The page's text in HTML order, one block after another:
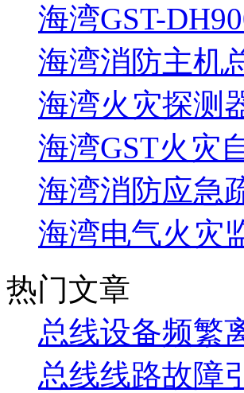
海湾GST-
海湾消防主机
海湾火灾探测
海湾GST火灾
海湾消防应急
海湾电气火灾
热门文章
总线设备频繁
总线线路故障